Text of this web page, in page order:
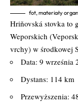
fot, materiały
Hriňovská stovka to
Weporskich
vrchy) w środkowej
Data: 9 września
Dystans: 114 km
Przewyższenia: